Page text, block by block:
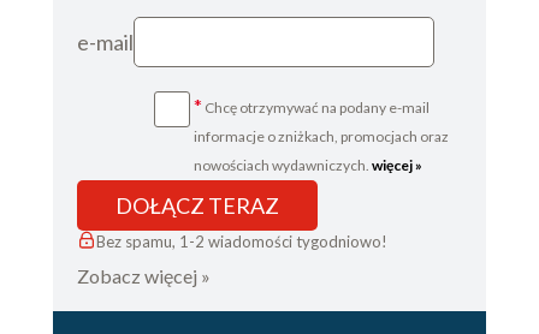
e-mail
* Chcę otrzymywać na podany e-mail
informacje o zniżkach, promocjach oraz
nowościach wydawniczych. więcej »
DOŁĄCZ TERAZ
Bez spamu, 1-2 wiadomości tygodniowo!
Zobacz więcej »